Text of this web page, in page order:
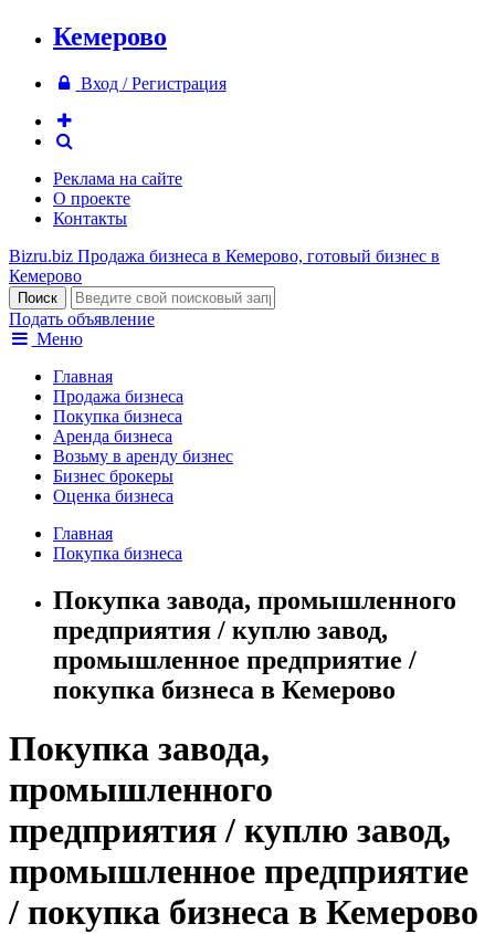
Кемерово
Вход / Регистрация
Реклама на сайте
О проекте
Контакты
Bizru.biz Продажа бизнеса в Кемерово, готовый бизнес в
Кемерово
Подать объявление
Меню
Главная
Продажа бизнеса
Покупка бизнеса
Аренда бизнеса
Возьму в аренду бизнес
Бизнес брокеры
Оценка бизнеса
Главная
Покупка бизнеса
Покупка завода, промышленного
предприятия / куплю завод,
промышленное предприятие /
покупка бизнеса в Кемерово
Покупка завода,
промышленного
предприятия / куплю завод,
промышленное предприятие
/ покупка бизнеса в Кемерово